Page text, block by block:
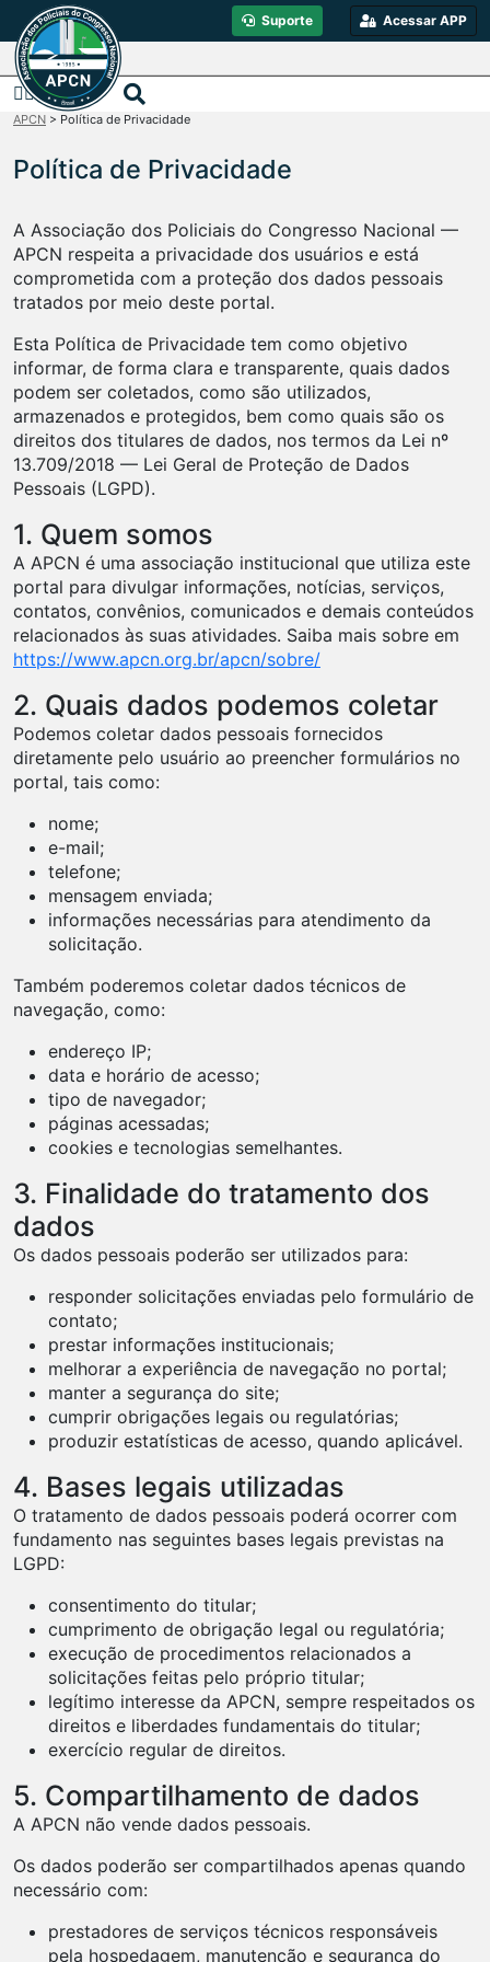
Suporte Acessar APP
APCN > Política de Privacidade
Política de Privacidade
A Associação dos Policiais do Congresso Nacional —
APCN respeita a privacidade dos usuários e está
comprometida com a proteção dos dados pessoais
tratados por meio deste portal.
Esta Política de Privacidade tem como objetivo
informar, de forma clara e transparente, quais dados
podem ser coletados, como são utilizados,
armazenados e protegidos, bem como quais são os
direitos dos titulares de dados, nos termos da Lei nº
13.709/2018 — Lei Geral de Proteção de Dados
Pessoais (LGPD).
1. Quem somos
A APCN é uma associação institucional que utiliza este
portal para divulgar informações, notícias, serviços,
contatos, convênios, comunicados e demais conteúdos
relacionados às suas atividades. Saiba mais sobre em
https://www.apcn.org.br/apcn/sobre/
2. Quais dados podemos coletar
Podemos coletar dados pessoais fornecidos
diretamente pelo usuário ao preencher formulários no
portal, tais como:
nome;
e-mail;
telefone;
mensagem enviada;
informações necessárias para atendimento da
solicitação.
Também poderemos coletar dados técnicos de
navegação, como:
endereço IP;
data e horário de acesso;
tipo de navegador;
páginas acessadas;
cookies e tecnologias semelhantes.
3. Finalidade do tratamento dos
dados
Os dados pessoais poderão ser utilizados para:
responder solicitações enviadas pelo formulário de
contato;
prestar informações institucionais;
melhorar a experiência de navegação no portal;
manter a segurança do site;
cumprir obrigações legais ou regulatórias;
produzir estatísticas de acesso, quando aplicável.
4. Bases legais utilizadas
O tratamento de dados pessoais poderá ocorrer com
fundamento nas seguintes bases legais previstas na
LGPD:
consentimento do titular;
cumprimento de obrigação legal ou regulatória;
execução de procedimentos relacionados a
solicitações feitas pelo próprio titular;
legítimo interesse da APCN, sempre respeitados os
direitos e liberdades fundamentais do titular;
exercício regular de direitos.
5. Compartilhamento de dados
A APCN não vende dados pessoais.
Os dados poderão ser compartilhados apenas quando
necessário com:
prestadores de serviços técnicos responsáveis
pela hospedagem, manutenção e segurança do